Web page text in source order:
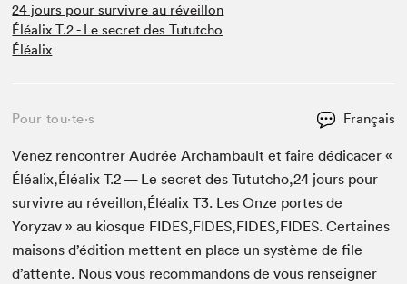
24 jours pour survivre au réveillon
Éléalix T.2 - Le secret des Tututcho
Éléalix
Pour tou⋅te⋅s Français
Venez ren­con­tr­er Audrée Archam­bault et faire dédi­cac­er «
Éléalix,Éléalix T.2— Le secret des Tututcho,24 jours pour
sur­vivre au réveillon,ÉléalixT3. Les Onze portes de
Yoryzav » au kiosque FIDES,FIDES,FIDES,FIDES. Cer­taines
maisons d’édi­tion met­tent en place un sys­tème de file
d’at­tente. Nous vous recom­man­dons de vous ren­seign­er